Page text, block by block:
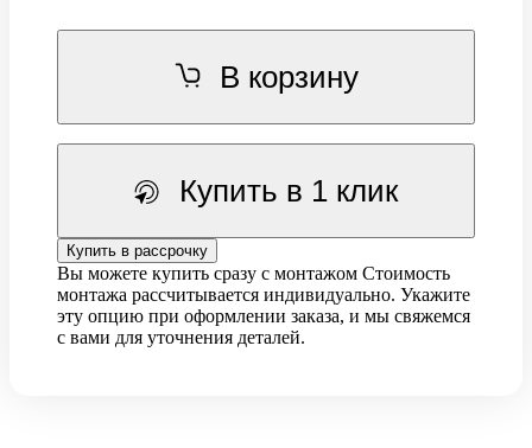
В корзину
Купить в 1 клик
Купить в рассрочку
Вы можете купить сразу с монтажом Стоимость
монтажа рассчитывается индивидуально. Укажите
эту опцию при оформлении заказа, и мы свяжемся
с вами для уточнения деталей.